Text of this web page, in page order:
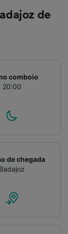
de
comboio
20:00
de chegada
Badajoz